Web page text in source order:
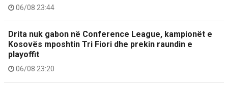
06/08 23:44
Drita nuk gabon në Conference League, kampionët e
Kosovës mposhtin Tri Fiori dhe prekin raundin e
playoffit
06/08 23:20